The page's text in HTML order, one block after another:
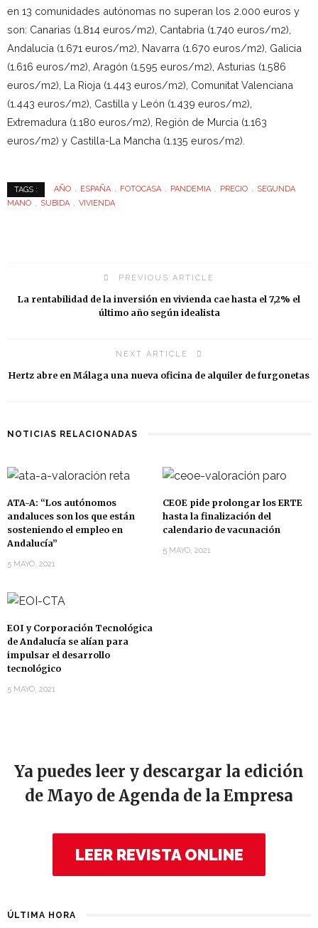
en 13 comunidades autónomas no superan los 2.000 euros y
son: Canarias (1.814 euros/m2), Cantabria (1.740 euros/m2),
Andalucía (1.671 euros/m2), Navarra (1.670 euros/m2), Galicia
(1.616 euros/m2), Aragón (1.595 euros/m2), Asturias (1.586
euros/m2), La Rioja (1.443 euros/m2), Comunitat Valenciana
(1.443 euros/m2), Castilla y León (1.439 euros/m2),
Extremadura (1.180 euros/m2), Región de Murcia (1.163
euros/m2) y Castilla-La Mancha (1.135 euros/m2).
TAGS : AÑO ESPAÑA FOTOCASA PANDEMIA PRECIO
SEGUNDA
MANO
SUBIDA VIVIENDA
PREVIOUS ARTICLE
La rentabilidad de la inversión en vivienda cae hasta el 7,2% el
último año según idealista
NEXT ARTICLE
Hertz abre en Málaga una nueva oficina de alquiler de furgonetas
NOTICIAS RELACIONADAS
ATA-A: “Los autónomos
andaluces son los que están
sosteniendo el empleo en
Andalucía”
5 MAYO, 2021
CEOE pide prolongar los ERTE
hasta la finalización del
calendario de vacunación
5 MAYO, 2021
EOI y Corporación Tecnológica
de Andalucía se alían para
impulsar el desarrollo
tecnológico
5 MAYO, 2021
Ya puedes leer y descargar la edición
de Mayo de Agenda de la Empresa
LEER REVISTA ONLINE
ÚLTIMA HORA